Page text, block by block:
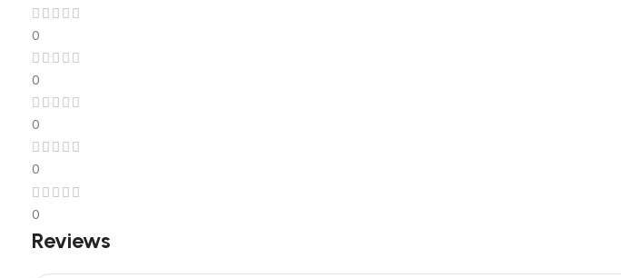
0
0
0
0
0
Reviews